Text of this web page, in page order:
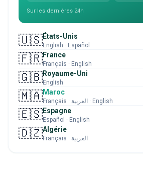
Sur les dernières 24h
🇺🇸États-Unis
English · Español
🇫🇷France
Français · English
🇬🇧Royaume-Uni
English
🇲🇦Maroc
Français · العربية · English
🇪🇸Espagne
Español · English
🇩🇿Algérie
Français · العربية